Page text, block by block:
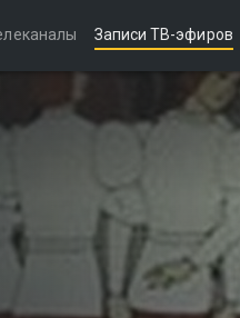
Записи ТВ-эфиров